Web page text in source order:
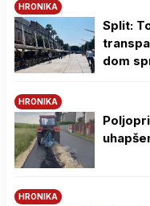
HRONIKA
Split:
dom
HRONIKA
HRONIKA